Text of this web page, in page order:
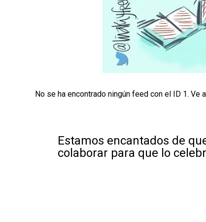
No se ha encontrado ningún feed con el ID 1. Ve
Estamos encantados de
colaborar para que lo